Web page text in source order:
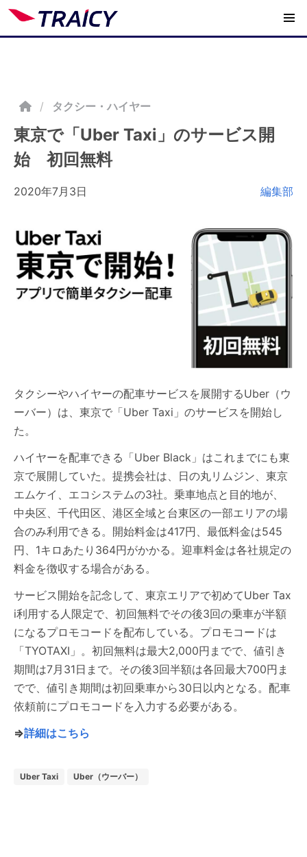
/ タクシー・ハイヤー
東京で「Uber Taxi」のサービス開
始 初回無料
2020年7月3日 編集部
タクシーやハイヤーの配車サービスを展開するUber（ウ
ーバー）は、東京で「Uber Taxi」のサービスを開始し
た。
ハイヤーを配車できる「Uber Black」はこれまでにも東
京で展開していた。提携会社は、日の丸リムジン、東京
エムケイ、エコシステムの3社。乗車地点と目的地が、
中央区、千代田区、港区全域と台東区の一部エリアの場
合のみ利用できる。開始料金は417円、最低料金は545
円、1キロあたり364円がかかる。迎車料金は各社規定の
料金を徴収する場合がある。
サービス開始を記念して、東京エリアで初めてUber Tax
i利用する人限定で、初回無料でその後3回の乗車が半額
になるプロモコードを配布している。プロモコードは
「TYOTAXI」。初回無料は最大2,000円までで、値引き
期間は7月31日まで。その後3回半額は各回最大700円ま
でで、値引き期間は初回乗車から30日以内となる。配車
依頼前にプロモコードを入力する必要がある。
⇒詳細はこちら
Uber Taxi Uber（ウーバー）